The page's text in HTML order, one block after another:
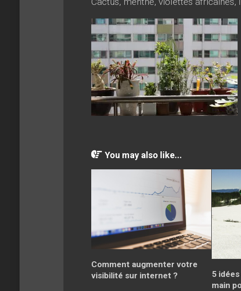
You may also like...
Comment augmenter votre
visibilité sur internet ?
5
main